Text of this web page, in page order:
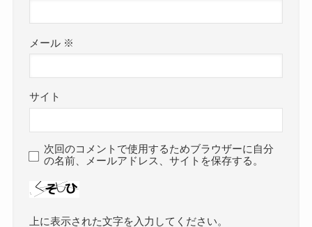
メール ※
サイト
次回のコメントで使用するためブラウザーに自分
の名前、メールアドレス、サイトを保存する。
上に表示された文字を入力してください。